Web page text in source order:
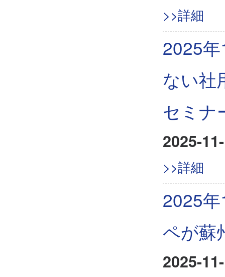
>>詳細
2025
ない社
セミナ
2025-
>>詳細
2025
ペが蘇
2025-